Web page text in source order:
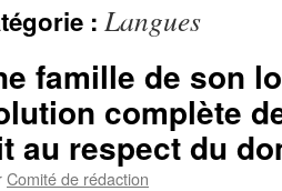
: Langues
famille de son
complète
au respect du
Comité de rédaction